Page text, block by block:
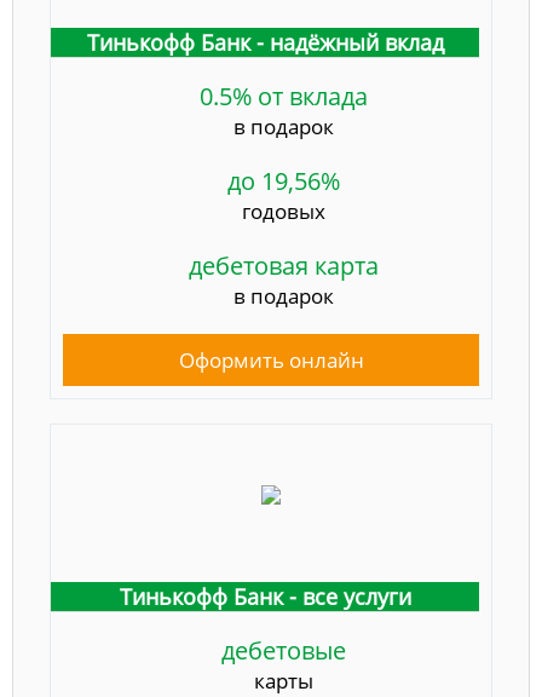
Тинькофф Банк - надёжный вклад
0.5% от вклада
в подарок
до 19,56%
годовых
дебетовая карта
в подарок
Оформить онлайн
Тинькофф Банк - все услуги
дебетовые
карты